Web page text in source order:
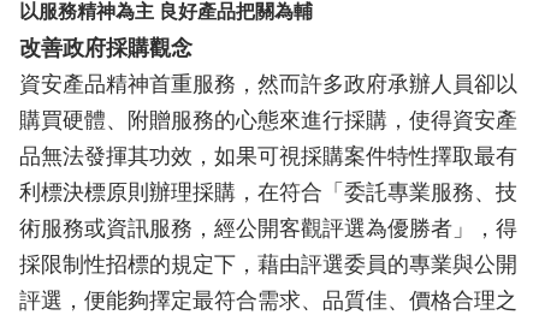
以服務精神為主 良好產品把關為輔
改善政府採購觀念
資安產品精神首重服務，然而許多政府承辦人員卻以
購買硬體、附贈服務的心態來進行採購，使得資安產
品無法發揮其功效，如果可視採購案件特性擇取最有
利標決標原則辦理採購，在符合「委託專業服務、技
術服務或資訊服務，經公開客觀評選為優勝者」，得
採限制性招標的規定下，藉由評選委員的專業與公開
評選，便能夠擇定最符合需求、品質佳、價格合理之